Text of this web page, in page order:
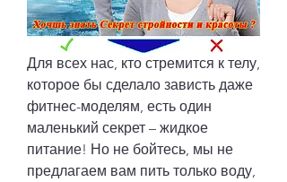
Для всех нас, кто стремится к телу,
которое бы сделало зависть даже
фитнес-моделям, есть один
маленький секрет – жидкое
питание! Но не бойтесь, мы не
предлагаем вам пить только воду,